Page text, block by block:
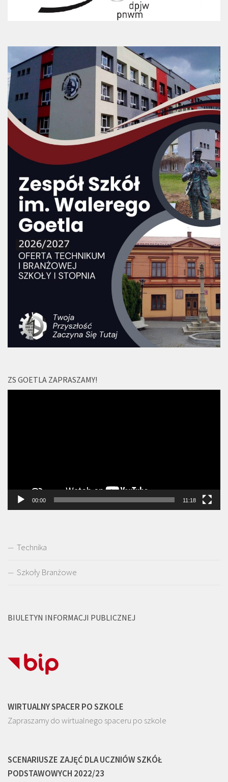
ZS GOETLA ZAPRASZAMY!
00:00 11:18
Technika
Szkoły Branżowe
BIULETYN INFORMACJI PUBLICZNEJ
WIRTUALNY SPACER PO SZKOLE
Zapraszamy do wirtualnego spaceru po szkole
SCENARIUSZE ZAJĘĆ DLA UCZNIÓW SZKÓŁ
PODSTAWOWYCH 2022/23